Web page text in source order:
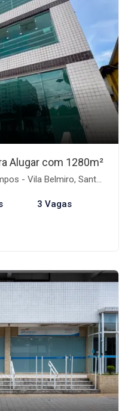
Alugar com 1280m²
- Vila Belmiro, Santos-SP
3 Vagas